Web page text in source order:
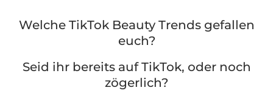
Welche TikTok Beauty Trends gefallen
euch?
Seid ihr bereits auf TikTok, oder noch
zögerlich?